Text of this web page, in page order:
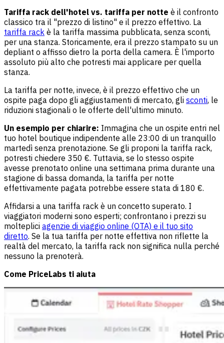
Tariffa rack dell'hotel vs. tariffa per notte è il confronto
classico tra il "prezzo di listino" e il prezzo effettivo. La
tariffa rack è la tariffa massima pubblicata, senza sconti,
per una stanza. Storicamente, era il prezzo stampato su un
depliant o affisso dietro la porta della camera. È l'importo
assoluto più alto che potresti mai applicare per quella
stanza.
La tariffa per notte, invece, è il prezzo effettivo che un
ospite paga dopo gli aggiustamenti di mercato, gli sconti, le
riduzioni stagionali o le offerte dell'ultimo minuto.
Un esempio per chiarire: Immagina che un ospite entri nel
tuo hotel boutique indipendente alle 23:00 di un tranquillo
martedì senza prenotazione. Se gli proponi la tariffa rack,
potresti chiedere 350 €. Tuttavia, se lo stesso ospite
avesse prenotato online una settimana prima durante una
stagione di bassa domanda, la tariffa per notte
effettivamente pagata potrebbe essere stata di 180 €.
Affidarsi a una tariffa rack è un concetto superato. I
viaggiatori moderni sono esperti; confrontano i prezzi su
molteplici agenzie di viaggio online (OTA) e il tuo sito
diretto. Se la tua tariffa per notte effettiva non riflette la
realtà del mercato, la tariffa rack non significa nulla perché
nessuno la prenoterà.
Come PriceLabs ti aiuta